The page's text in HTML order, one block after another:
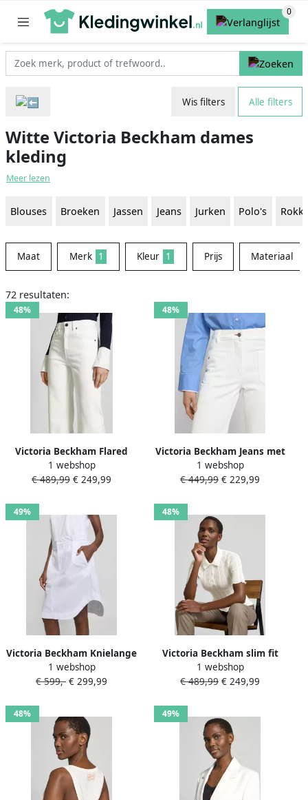
Wis filters Alle filters
Witte Victoria Beckham dames
kleding
Meer lezen
Blouses Broeken Jassen Jeans Jurken Polo's
Maat Merk 1 Kleur 1 Prijs Materiaal
72 resultaten:
48%
Victoria Beckham Flared
jeans met 5-pocketmodel
1 webshop
€ 489,99 € 249,99
48%
Victoria Beckham Jeans met
labelstitching
1 webshop
€ 449,99 € 229,99
49%
Victoria Beckham Knielange
rok met bandplooien
1 webshop
€ 599,- € 299,99
48%
Victoria Beckham slim fit
poloshirt in brei-look
1 webshop
€ 489,99 € 249,99
48% 49%